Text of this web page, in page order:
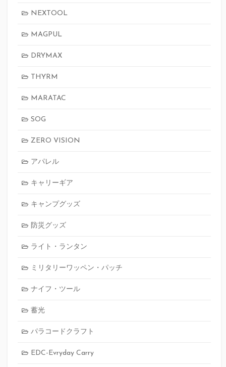
NEXTOOL
MAGPUL
DRYMAX
THYRM
MARATAC
SOG
ZERO VISION
アパレル
キャリーギア
キャンプグッズ
防災グッズ
ライト・ランタン
ミリタリーワッペン・パッチ
ナイフ・ツール
蓄光
パラコードクラフト
EDC-Evryday Carry